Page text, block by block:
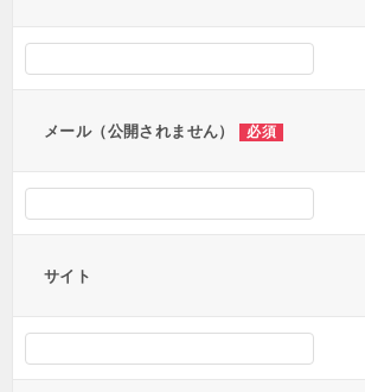
メール（公開されません） 必須
サイト